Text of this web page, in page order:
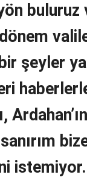
buluruz
şeyler